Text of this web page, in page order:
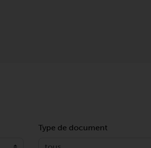
Type de document